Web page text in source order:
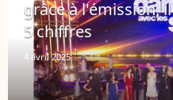
grâce à l'émission,
5 chiffres
4 avril 2025